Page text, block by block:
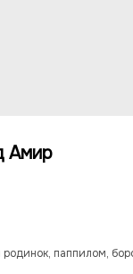
Амир
паппилом,